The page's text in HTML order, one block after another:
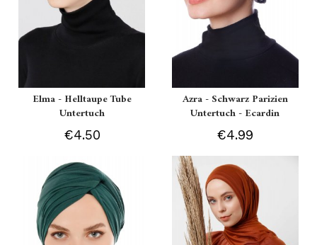
Elma - Helltaupe Tube
Untertuch
€4.50
Azra - Schwarz Parizien
Untertuch - Ecardin
€4.99